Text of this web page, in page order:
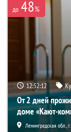
до 48%
12:52:10
От 2 дней
доме «Кают-
Ленинградская обл.,